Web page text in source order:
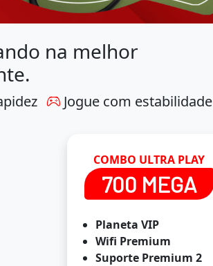
na melhor
Jogue com estabilidade
COMBO ULTRA PLAY
700 MEGA
Planeta VIP
Wifi Premium
Suporte Premium 2